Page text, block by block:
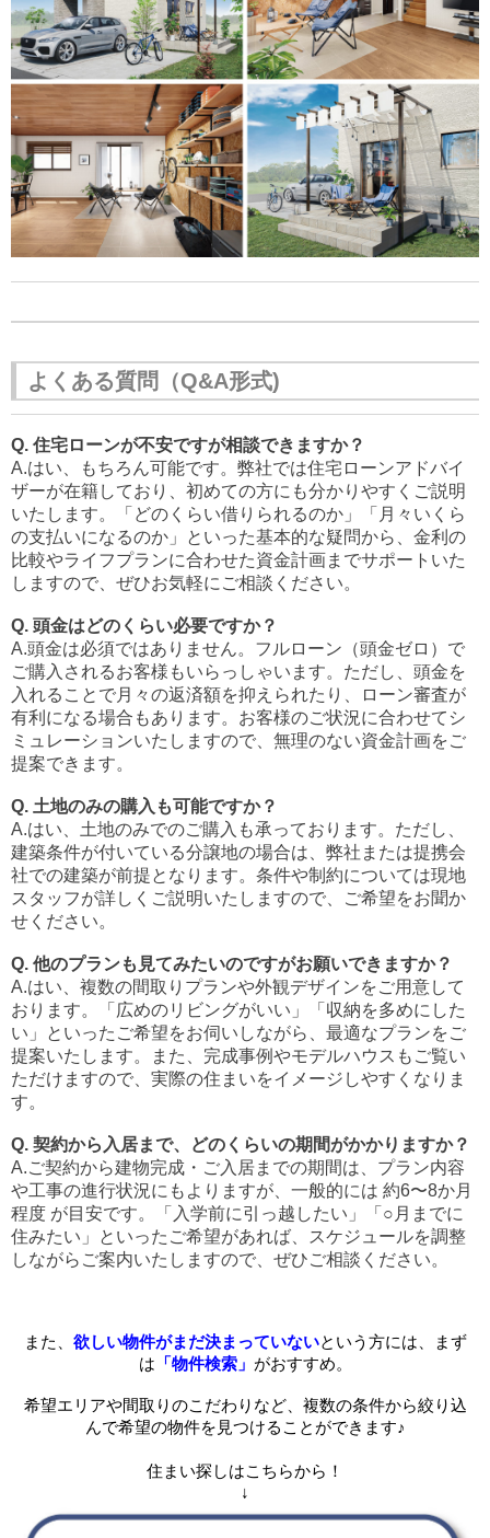
よくある質問（Q&A形式)
Q. 住宅ローンが不安ですが相談できますか？
A.はい、もちろん可能です。弊社では住宅ローンアドバイ
ザーが在籍しており、初めての方にも分かりやすくご説明
いたします。「どのくらい借りられるのか」「月々いくら
の支払いになるのか」といった基本的な疑問から、金利の
比較やライフプランに合わせた資金計画までサポートいた
しますので、ぜひお気軽にご相談ください。
Q. 頭金はどのくらい必要ですか？
A.頭金は必須ではありません。フルローン（頭金ゼロ）で
ご購入されるお客様もいらっしゃいます。ただし、頭金を
入れることで月々の返済額を抑えられたり、ローン審査が
有利になる場合もあります。お客様のご状況に合わせてシ
ミュレーションいたしますので、無理のない資金計画をご
提案できます。
Q. 土地のみの購入も可能ですか？
A.はい、土地のみでのご購入も承っております。ただし、
建築条件が付いている分譲地の場合は、弊社または提携会
社での建築が前提となります。条件や制約については現地
スタッフが詳しくご説明いたしますので、ご希望をお聞か
せください。
Q. 他のプランも見てみたいのですがお願いできますか？
A.はい、複数の間取りプランや外観デザインをご用意して
おります。「広めのリビングがいい」「収納を多めにした
い」といったご希望をお伺いしながら、最適なプランをご
提案いたします。また、完成事例やモデルハウスもご覧い
ただけますので、実際の住まいをイメージしやすくなりま
す。
Q. 契約から入居まで、どのくらいの期間がかかりますか？
A.ご契約から建物完成・ご入居までの期間は、プラン内容
や工事の進行状況にもよりますが、一般的には 約6〜8か月
程度 が目安です。「入学前に引っ越したい」「○月までに
住みたい」といったご希望があれば、スケジュールを調整
しながらご案内いたしますので、ぜひご相談ください。
また、 欲しい物件がまだ決まっていないという方には、まず
は 「物件検索」 がおすすめ。
希望エリアや間取りのこだわりなど、複数の条件から絞り込
んで希望の物件を見つけることができます♪
住まい探しはこちらから！
↓